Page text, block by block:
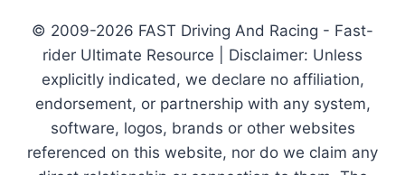
© 2009-2026 FAST Driving And Racing - Fast-
rider Ultimate Resource | Disclaimer: Unless
explicitly indicated, we declare no affiliation,
endorsement, or partnership with any system,
software, logos, brands or other websites
referenced on this website, nor do we claim any